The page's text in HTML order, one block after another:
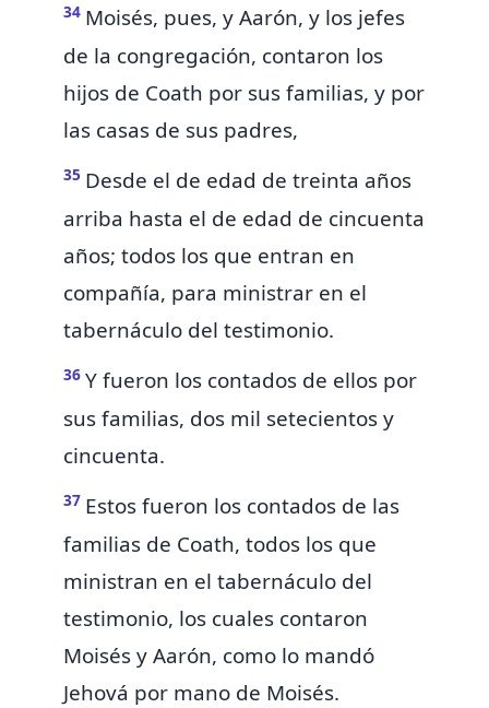
34 Moisés, pues, y Aarón, y los jefes
de la congregación, contaron los
hijos de Coath por sus familias, y por
las casas de sus padres,
35 Desde el de edad de treinta años
arriba hasta el de edad de cincuenta
años; todos los que entran en
compañía, para ministrar en el
tabernáculo del testimonio.
36 Y fueron los contados de ellos por
sus familias, dos mil setecientos y
cincuenta.
37 Estos fueron los contados de las
familias de Coath, todos los que
ministran en el tabernáculo del
testimonio, los cuales contaron
Moisés y Aarón, como lo mandó
Jehová por mano de Moisés.